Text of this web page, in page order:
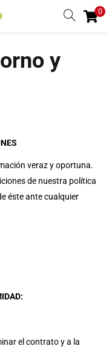
0
y
veraz y oportuna.
de nuestra política
éste ante cualquier
el contrato y a la
REGISTRARSE